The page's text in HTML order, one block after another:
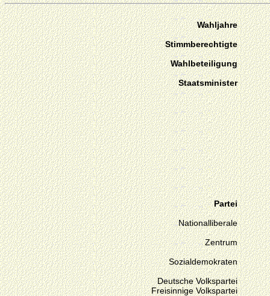
Wahljahre
Stimmberechtigte
Wahlbeteiligung
Staatsminister
Partei
Nationalliberale
Zentrum
Sozialdemokraten
Deutsche Volkspartei
Freisinnige Volkspartei